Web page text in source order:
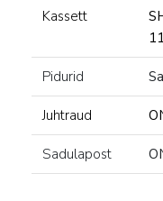
Kassett
Pidurid
Juhtraud
Sadulapost